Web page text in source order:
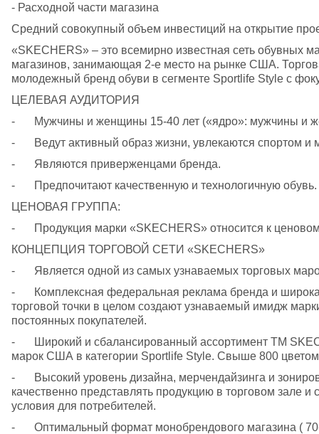
- Расходной части магазина
Средний совокупный объем инвестиций на открытие
«SKECHERS» – это всемирно известная сеть обувных
магазинов, занимающая 2-е место на рынке США.
молодежный бренд обуви в сегменте Sportlife Style с
ЦЕЛЕВАЯ АУДИТОРИЯ
-	Мужчины и женщины 15-40 лет («ядро»: мужчины и
-	Ведут активный образ жизни, увлекаются спортом
-	Являются приверженцами бренда.
-	Предпочитают качественную и технологичную обувь.
ЦЕНОВАЯ ГРУППА:
-	Продукция марки «SKECHERS» относится к
КОНЦЕПЦИЯ ТОРГОВОЙ СЕТИ «SKECHERS»
-	Является одной из самых узнаваемых торговых
-	Комплексная федеральная реклама бренда и широкая рекламная кампания конкретной
торговой точки в целом создают узнаваемый имидж
постоянных покупателей.
-	Широкий и сбалансированный ассортимент TM SKECHERS – одной из самых топовых обувных
марок США в категории Sportlife Style. Свыше 800
-	Высокий уровень дизайна, мерчендайзинга и зонирование магазина позволяют максимально
качественно представлять продукцию в торговом зале
условия для потребителей.
-	Оптимальный формат монобрендового магазина (